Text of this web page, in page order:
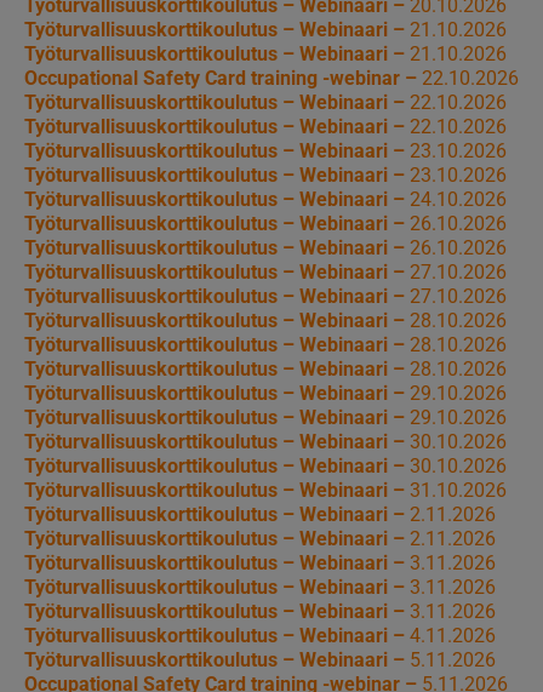
Työturvallisuuskorttikoulutus – Webinaari – 20.10.2026
Työturvallisuuskorttikoulutus – Webinaari – 21.10.2026
Työturvallisuuskorttikoulutus – Webinaari – 21.10.2026
Occupational Safety Card training -webinar – 22.10.2026
Työturvallisuuskorttikoulutus – Webinaari – 22.10.2026
Työturvallisuuskorttikoulutus – Webinaari – 22.10.2026
Työturvallisuuskorttikoulutus – Webinaari – 23.10.2026
Työturvallisuuskorttikoulutus – Webinaari – 23.10.2026
Työturvallisuuskorttikoulutus – Webinaari – 24.10.2026
Työturvallisuuskorttikoulutus – Webinaari – 26.10.2026
Työturvallisuuskorttikoulutus – Webinaari – 26.10.2026
Työturvallisuuskorttikoulutus – Webinaari – 27.10.2026
Työturvallisuuskorttikoulutus – Webinaari – 27.10.2026
Työturvallisuuskorttikoulutus – Webinaari – 28.10.2026
Työturvallisuuskorttikoulutus – Webinaari – 28.10.2026
Työturvallisuuskorttikoulutus – Webinaari – 28.10.2026
Työturvallisuuskorttikoulutus – Webinaari – 29.10.2026
Työturvallisuuskorttikoulutus – Webinaari – 29.10.2026
Työturvallisuuskorttikoulutus – Webinaari – 30.10.2026
Työturvallisuuskorttikoulutus – Webinaari – 30.10.2026
Työturvallisuuskorttikoulutus – Webinaari – 31.10.2026
Työturvallisuuskorttikoulutus – Webinaari – 2.11.2026
Työturvallisuuskorttikoulutus – Webinaari – 2.11.2026
Työturvallisuuskorttikoulutus – Webinaari – 3.11.2026
Työturvallisuuskorttikoulutus – Webinaari – 3.11.2026
Työturvallisuuskorttikoulutus – Webinaari – 3.11.2026
Työturvallisuuskorttikoulutus – Webinaari – 4.11.2026
Työturvallisuuskorttikoulutus – Webinaari – 5.11.2026
Occupational Safety Card training -webinar – 5.11.2026